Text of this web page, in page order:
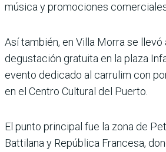
música y promociones
Así también, en Villa Morra se llevó
degustación gratuita en la plaza
evento dedicado al carrulim con
en el Centro Cultural del Puerto.
El punto principal fue la zona de
Battilana y República Francesa,